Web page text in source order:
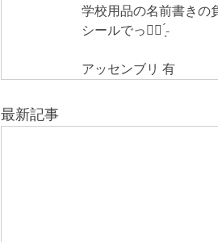
学校用品の名前書きの
シールでっ︎👍🏻 ̖́-
アッセンブリ 有
最新記事